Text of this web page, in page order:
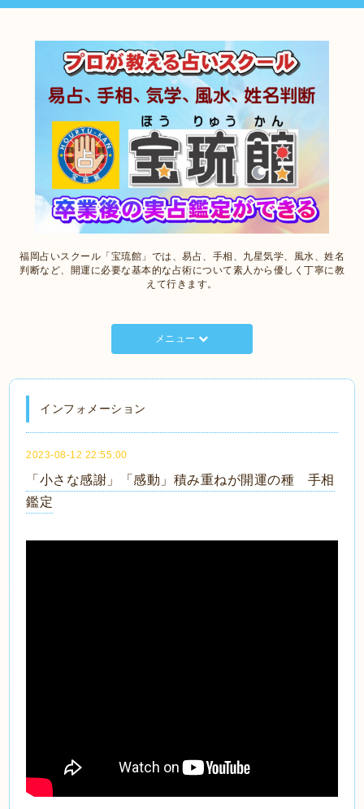
福岡占いスクール「宝琉館」では、易占、手相、九星気学、風水、姓名
判断など、開運に必要な基本的な占術について素人から優しく丁寧に教
えて行きます。
メニュー
インフォメーション
2023-08-12 22:55:00
「小さな感謝」「感動」積み重ねが開運の種 手相
鑑定